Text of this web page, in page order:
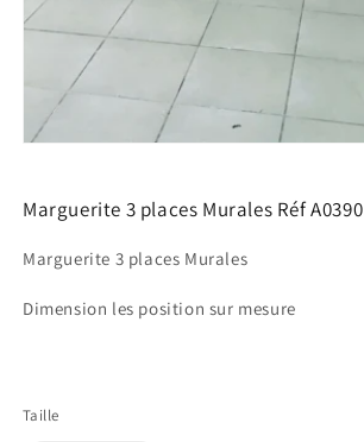
1
dans
fenêtre
modale
Marguerite 3 places Murales Réf A0390
Marguerite 3 places Murales
Dimension les position sur mesure
Taille